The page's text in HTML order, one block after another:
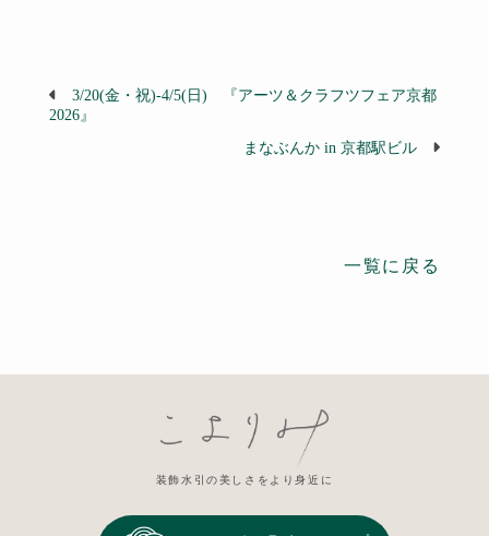
3/20(金・祝)-4/5(日) 『アーツ＆クラフツフェア京都
2026』
まなぶんか in 京都駅ビル
一覧に戻る
装飾水引の美しさをより身近に